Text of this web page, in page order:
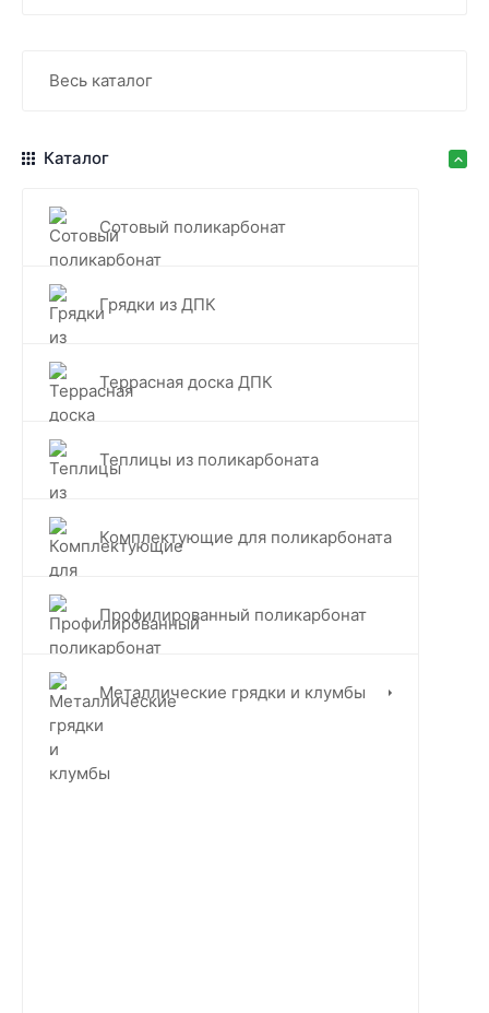
Весь каталог
Каталог
Сотовый поликарбонат
Грядки из ДПК
Террасная доска ДПК
Теплицы из поликарбоната
Комплектующие для поликарбоната
Профилированный поликарбонат
Металлические грядки и клумбы